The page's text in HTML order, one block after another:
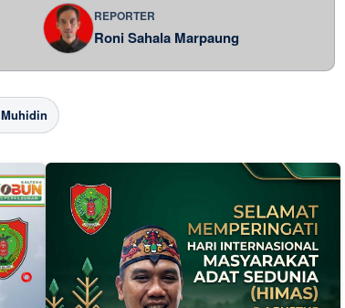
REPORTER
Roni Sahala Marpaung